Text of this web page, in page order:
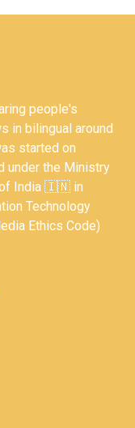
people's
in bilingual around
started on
under the Ministry
of India 🇮🇳 in
Technology
Ethics Code)